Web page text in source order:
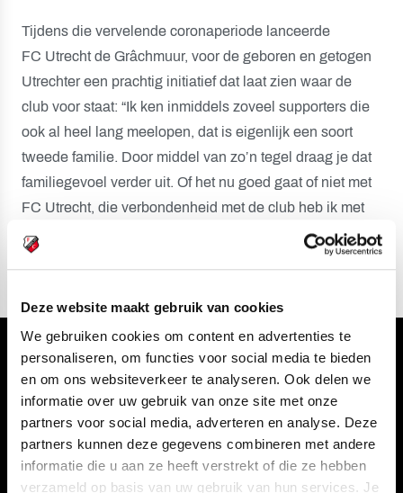
Deze website maakt gebruik van cookies
We gebruiken cookies om content en advertenties te
personaliseren, om functies voor social media te bieden
en om ons websiteverkeer te analyseren. Ook delen we
informatie over uw gebruik van onze site met onze
partners voor social media, adverteren en analyse. Deze
partners kunnen deze gegevens combineren met andere
informatie die u aan ze heeft verstrekt of die ze hebben
verzameld op basis van uw gebruik van hun services. Je
Tijdens die vervelende coronaperiode lanceerde
FC Utrecht de Grâchmuur, voor de geboren en getogen
Utrechter een prachtig initiatief dat laat zien waar de
club voor staat: “Ik ken inmiddels zoveel supporters die
ook al heel lang meelopen, dat is eigenlijk een soort
tweede familie. Door middel van zo’n tegel draag je dat
familiegevoel verder uit. Of het nu goed gaat of niet met
FC Utrecht, die verbondenheid met de club heb ik met
mijn spandoek en daar sluit die tegel perfect op aan.”
Volg ons ook via
Navigeer naar